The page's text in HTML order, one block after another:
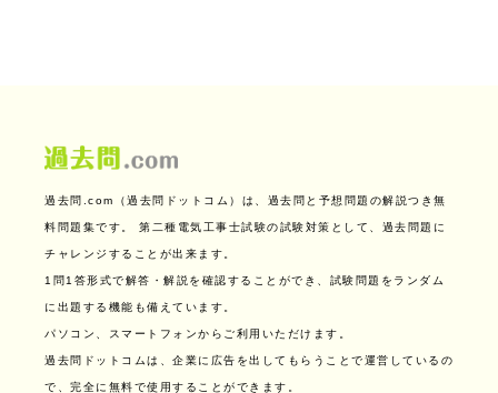
過去問.com（過去問ドットコム）は、過去問と予想問題の解説つき無
料問題集です。 第二種電気工事士試験の試験対策として、過去問題に
チャレンジすることが出来ます。
1問1答形式で解答・解説を確認することができ、試験問題をランダム
に出題する機能も備えています。
パソコン、スマートフォンからご利用いただけます。
過去問ドットコムは、企業に広告を出してもらうことで運営しているの
で、完全に無料で使用することができます。